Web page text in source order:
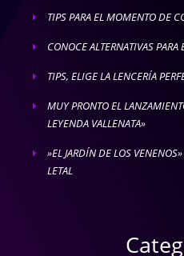
E TIPS PARA EL MOMENTO DE
E CONOCE ALTERNATIVAS PARA
E TIPS, ELIGE LA LENCERÍA
E
MUY PRONTO EL
LEYENDA VALLENATA»
E
»EL JARDÍN DE LOS
LETAL